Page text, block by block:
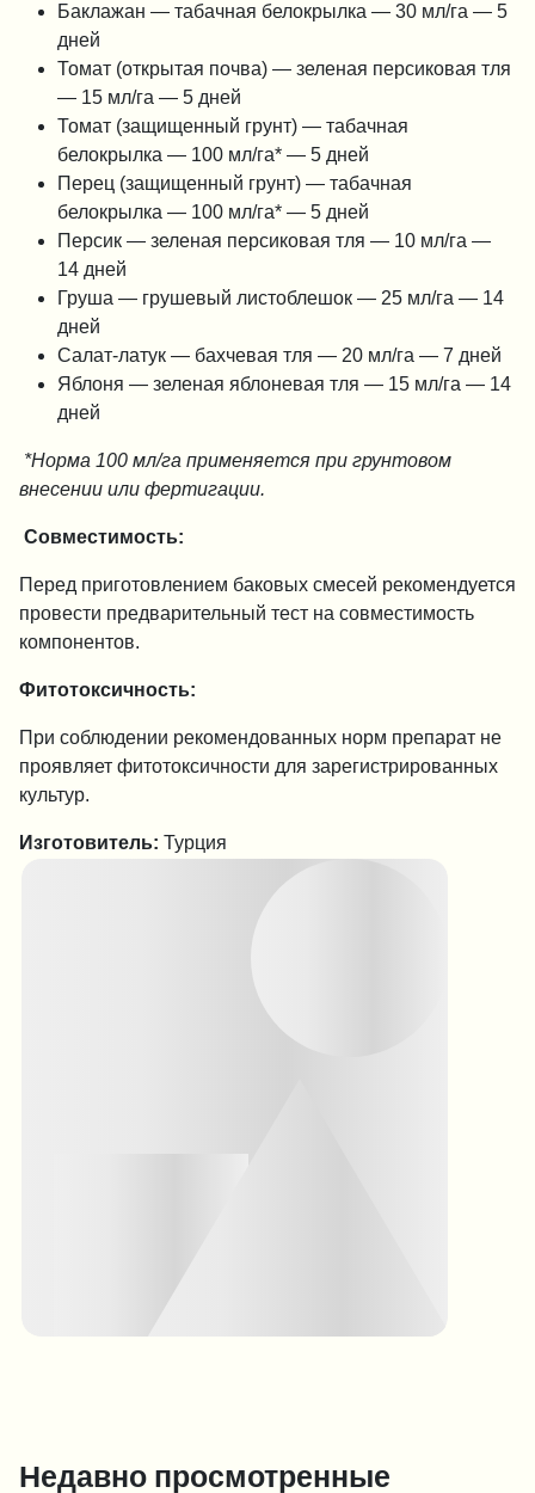
Баклажан — табачная белокрылка — 30 мл/га — 5
дней
Томат (открытая почва) — зеленая персиковая тля
— 15 мл/га — 5 дней
Томат (защищенный грунт) — табачная
белокрылка — 100 мл/га* — 5 дней
Перец (защищенный грунт) — табачная
белокрылка — 100 мл/га* — 5 дней
Персик — зеленая персиковая тля — 10 мл/га —
14 дней
Груша — грушевый листоблешок — 25 мл/га — 14
дней
Салат-латук — бахчевая тля — 20 мл/га — 7 дней
Яблоня — зеленая яблоневая тля — 15 мл/га — 14
дней
*Норма 100 мл/га применяется при грунтовом
внесении или фертигации.
Совместимость:
Перед приготовлением баковых смесей рекомендуется
провести предварительный тест на совместимость
компонентов.
Фитотоксичность:
При соблюдении рекомендованных норм препарат не
проявляет фитотоксичности для зарегистрированных
культур.
Изготовитель: Турция
Недавно просмотренные